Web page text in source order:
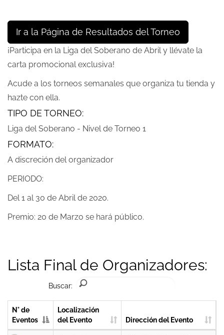
Ir a la Página de Resultados del Torneo
¡Participa en la Liga del Soberano de Abril y llévate la
carta promocional exclusiva!
Acude a los torneos semanales que organiza tu tienda y
hazte con ella.
TIPO DE TORNEO:
Liga del Soberano - Nivel de Torneo 1
FORMATO:
A discreción del organizador
PERIODO:
Del 1 al 30 de Abril de 2020.
Premio: 20 de Marzo se hará público.
Lista Final de Organizadores:
Buscar:
N° de
Eventos
Localización
del Evento
Dirección del Evento